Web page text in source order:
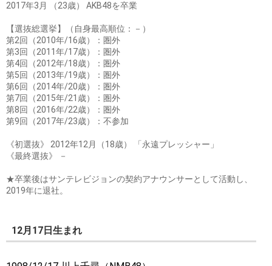
2017年3月 （23歳） AKB48を卒業
【選抜総選挙】（自身最高順位：－）
第2回（2010年/16歳）：圏外
第3回（2011年/17歳）：圏外
第4回（2012年/18歳）：圏外
第5回（2013年/19歳）：圏外
第6回（2014年/20歳）：圏外
第7回（2015年/21歳）：圏外
第8回（2016年/22歳）：圏外
第9回（2017年/23歳）：不参加
《初選抜》 2012年12月（18歳） 「永遠プレッシャー」
《最終選抜》 －
★卒業後はサンテレビジョンの契約アナウンサーとして活動し、
2019年に退社。
12月17日生まれ